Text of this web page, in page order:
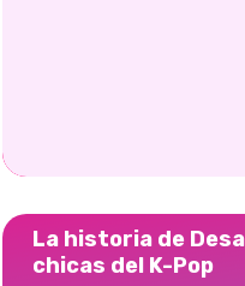
La historia de
chicas del K-Pop